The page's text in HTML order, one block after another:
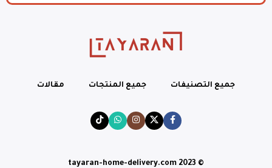
جميع التصنيفات جميع المنتجات مقالات
© tayaran-home-delivery.com 2023